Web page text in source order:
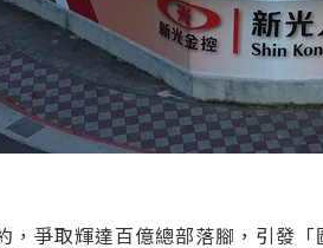
，爭取輝達百億總部落腳，引發